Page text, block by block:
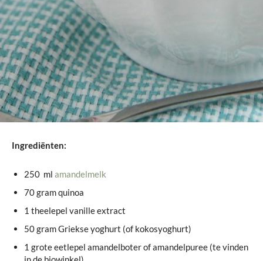
Ingrediënten:
250 ml amandelmelk
70 gram quinoa
1 theelepel vanille extract
50 gram Griekse yoghurt (of kokosyoghurt)
1 grote eetlepel amandelboter of amandelpuree (te vinden